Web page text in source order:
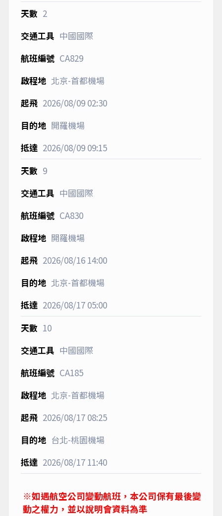
2
中國國際
CA829
北京-首都機場
2026/08/0902:30
開羅機場
2026/08/0909:15
9
中國國際
CA830
開羅機場
2026/08/1614:00
北京-首都機場
2026/08/1705:00
10
中國國際
CA185
北京-首都機場
2026/08/1708:25
台北-桃園機場
2026/08/1711:40
※如遇航空公司變動航班，本公司保有最後變
動之權力，並以說明會資料為準